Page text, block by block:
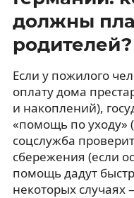
должны
родителей?
Если у пожилого
оплату дома
и накоплений),
«помощь по уходу»
соцслужба
сбережения (если
помощь дадут
некоторых